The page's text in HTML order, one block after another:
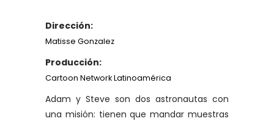
Dirección:
Matisse Gonzalez
Producción:
Cartoon Network Latinoamérica
Adam y Steve son dos astronautas con
una misión: tienen que mandar muestras